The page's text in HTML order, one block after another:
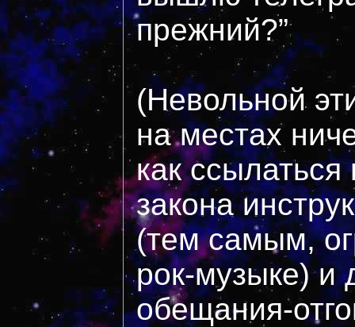
прежний?”
(Невольной
на местах
как ссылаться
закона
(тем самым,
рок-музыке) и
обещания-